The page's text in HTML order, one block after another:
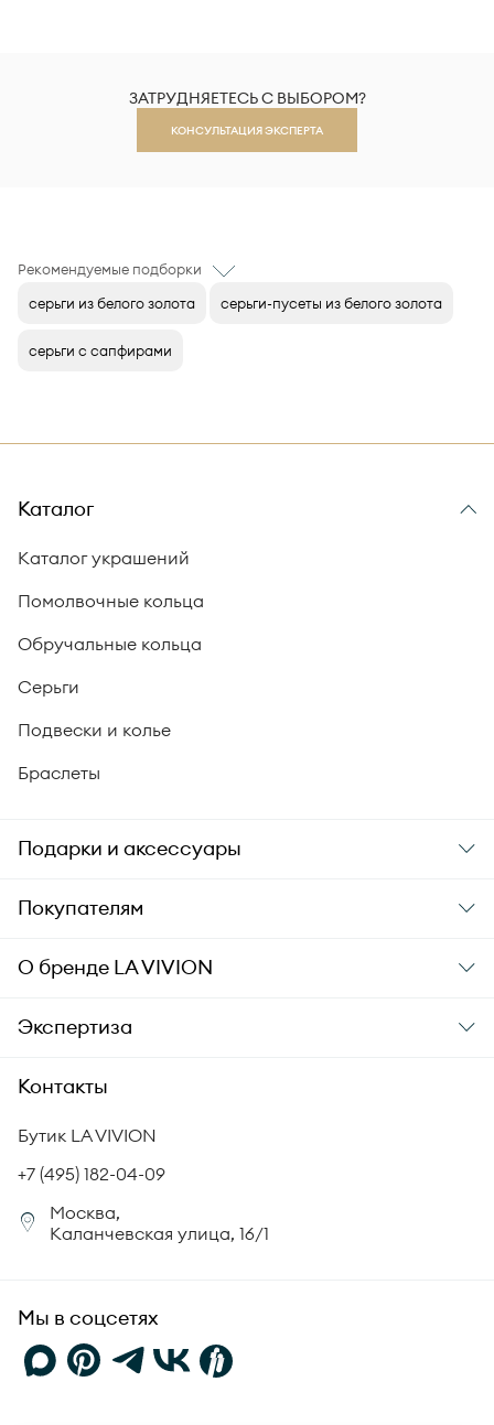
ЗАТРУДНЯЕТЕСЬ С ВЫБОРОМ?
КОНСУЛЬТАЦИЯ ЭКСПЕРТА
Рекомендуемые подборки
серьги из белого золота
серьги-пусеты из белого золота
серьги с сапфирами
Каталог
Каталог украшений
Помолвочные кольца
Обручальные кольца
Серьги
Подвески и колье
Браслеты
Подарки и аксессуары
Подарки
Уход за украшениями
Аксессуары
Покупателям
Заказ и оплата
Гарантия подлинности
Комплект документов
Политика возврата
Сертификация бриллиантов
Юридическая информация
О бренде LA VIVION
О компании
СМИ о нас
Корпоративный портал
Экспертиза
Академия LA VIVION
Статьи
Контакты
Бутик LA VIVION
+7 (495) 182-04-09
Москва,
Каланчевская улица, 16/1
Мы в соцсетях